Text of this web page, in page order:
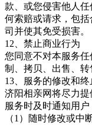
款、或您侵害他人
何索赔或请求，包
司并使其免受损害。
12、禁止商业行为
您同意不对本服务
制、拷贝、出售、转
13、服务的修改和终
济阳相亲网将尽力
服务时及时通知用
（1）随时修改或中